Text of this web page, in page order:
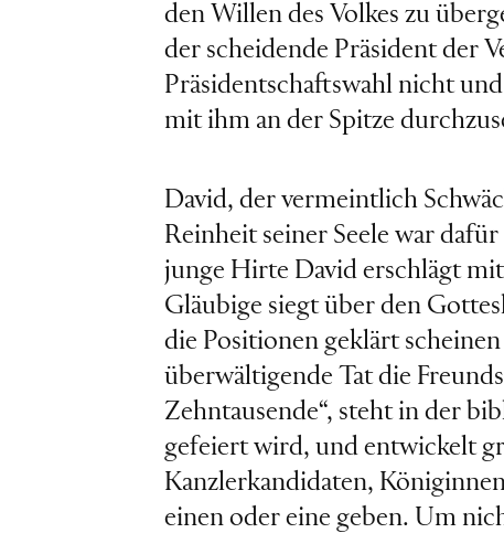
den Willen des Volkes zu
der scheidende Präsident der
Präsidentschaftswahl nicht
mit ihm an der Spitze
David, der vermeintlich
Reinheit seiner Seele war
junge Hirte David erschlägt
Gläubige siegt über den
die Positionen geklärt
überwältigende Tat die
Zehntausende“, steht in der
gefeiert wird, und entwickelt
Kanzlerkandidaten,
einen oder eine geben. Um